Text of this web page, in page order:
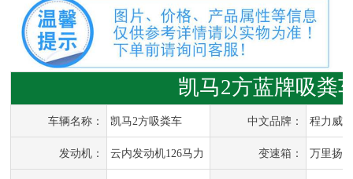
凯马2方蓝牌吸粪
车辆名称： 凯马2方吸粪车 中文品牌： 程力威
发动机： 云内发动机126马力 变速箱： 万里扬5